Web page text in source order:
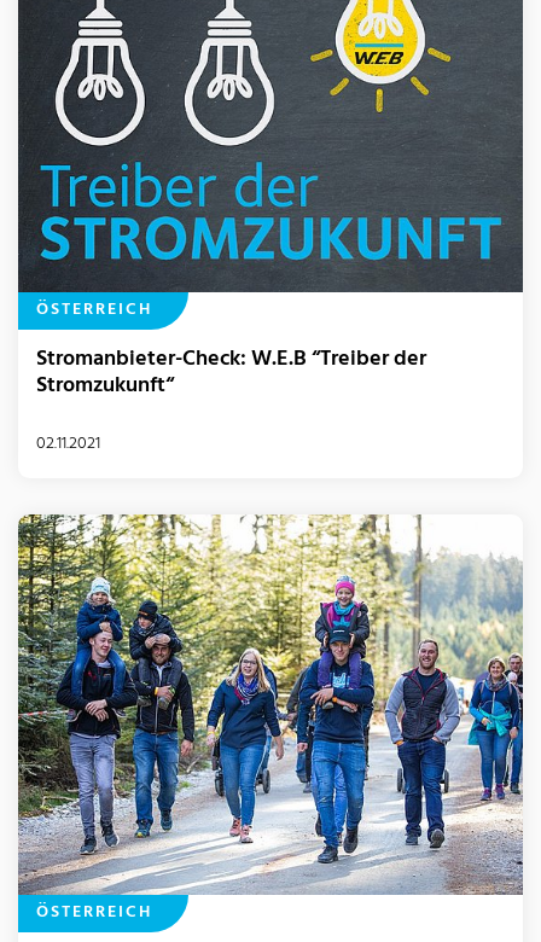
ÖSTERREICH
Stromanbieter-Check: W.E.B “Treiber der
Stromzukunft“
02.11.2021
ÖSTERREICH